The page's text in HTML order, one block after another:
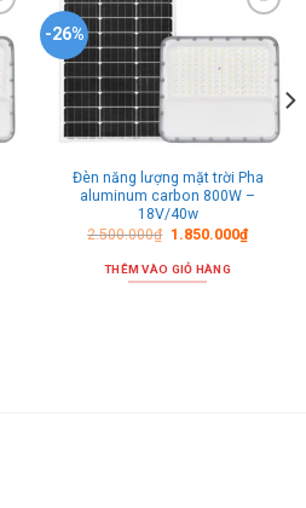
-26%
vào
danh
sách
ưa
Đèn năng lượng mặt trời Pha
aluminum carbon 800W –
18V/40w
2.500.000₫ 1.850.000₫
THÊM VÀO GIỎ HÀNG